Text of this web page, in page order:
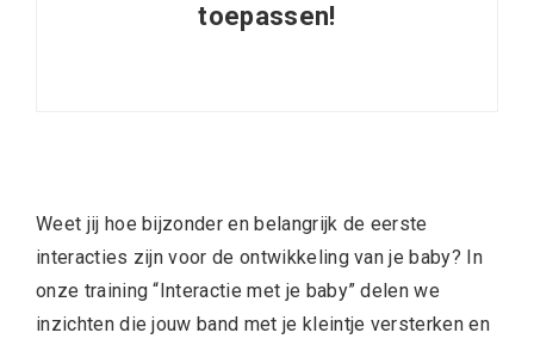
toepassen!
Weet jij hoe bijzonder en belangrijk de eerste
interacties zijn voor de ontwikkeling van je baby? In
onze training “Interactie met je baby” delen we
inzichten die jouw band met je kleintje versterken en